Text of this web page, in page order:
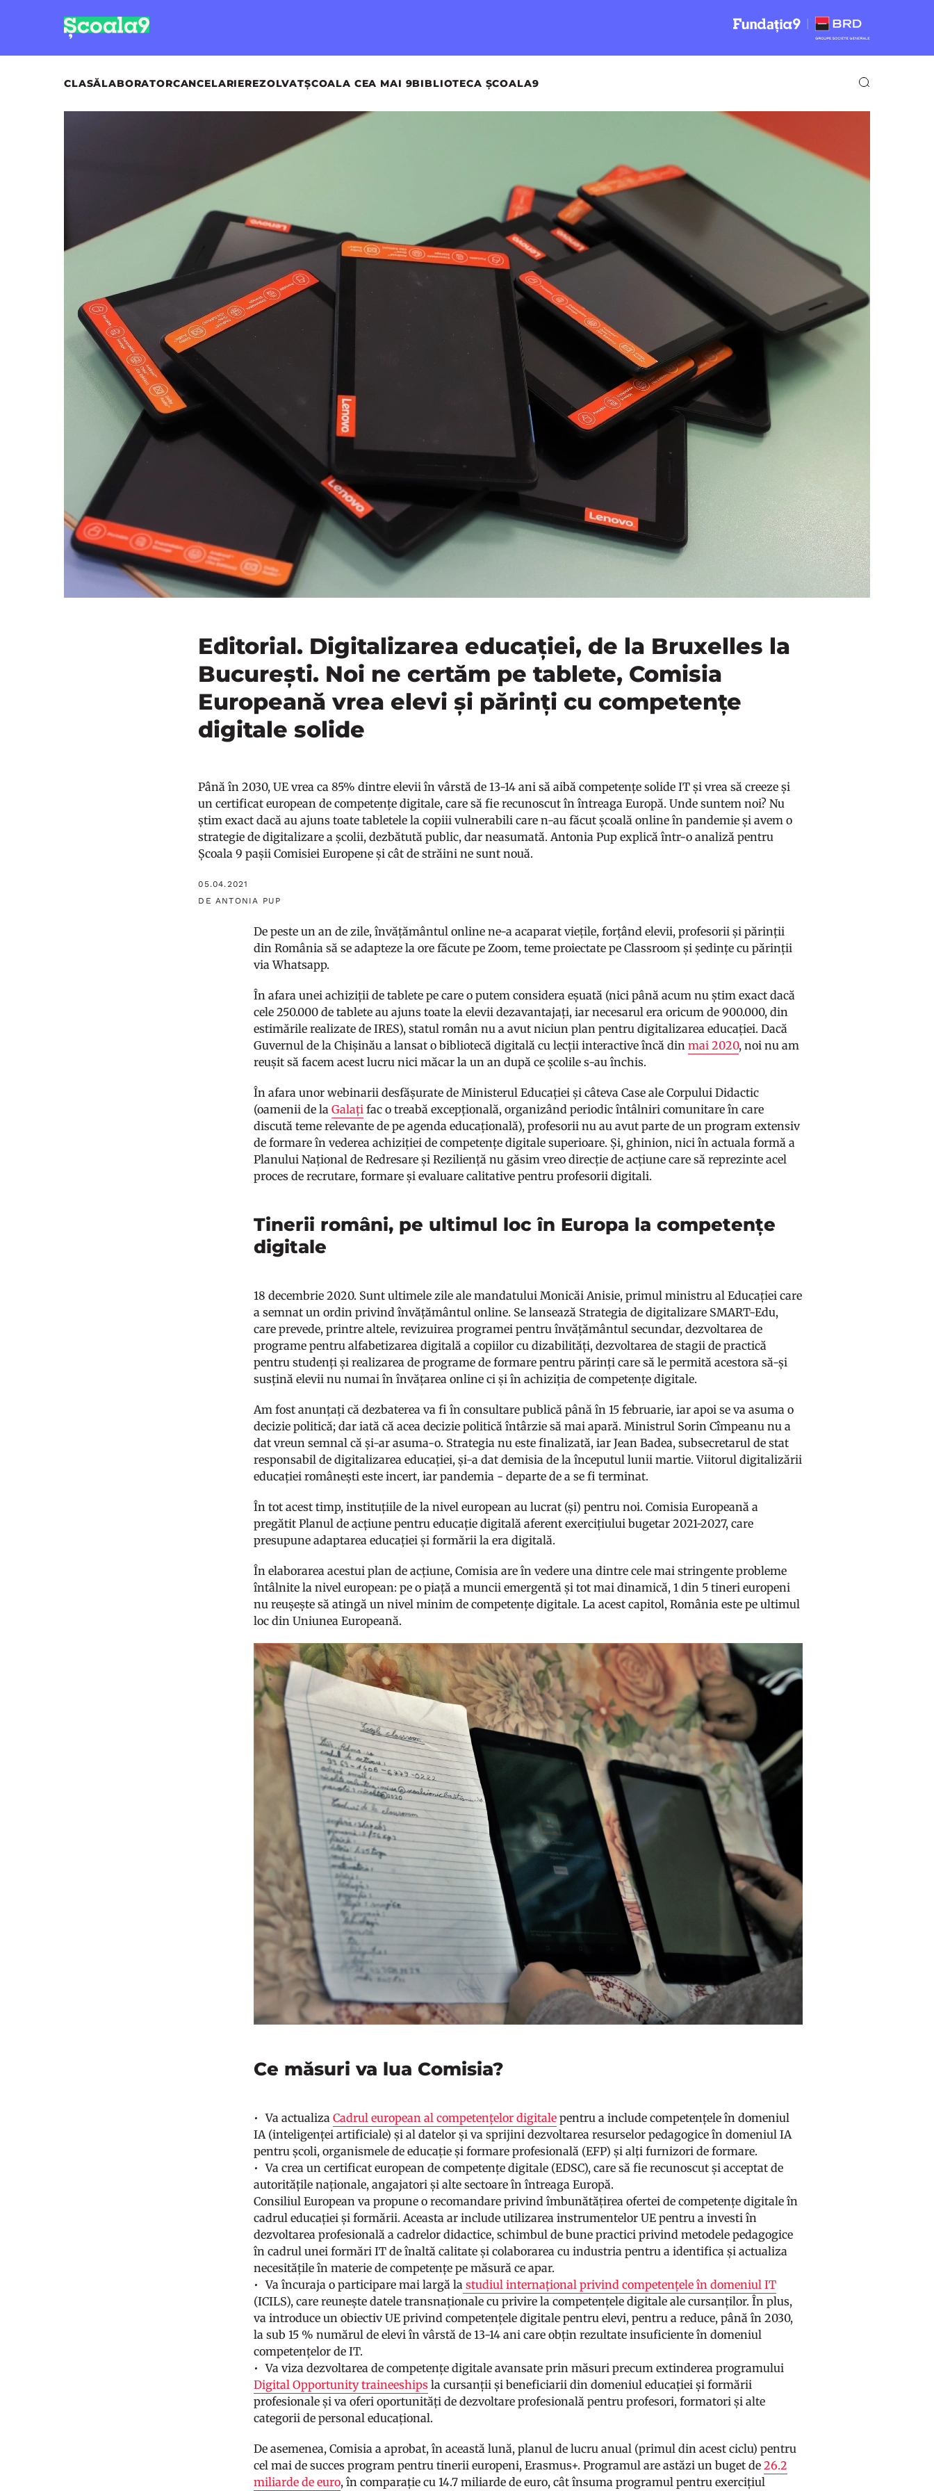
CLASĂLABORATORCANCELARIEREZOLVATȘCOALA CEA MAI 9BIBLIOTECA ȘCOALA9
Editorial. Digitalizarea educației, de la Bruxelles la
București. Noi ne certăm pe tablete, Comisia
Europeană vrea elevi și părinți cu competențe
digitale solide
Până în 2030, UE vrea ca 85% dintre elevii în vârstă de 13-14 ani să aibă competențe solide IT și vrea să creeze și
un certificat european de competențe digitale, care să fie recunoscut în întreaga Europă. Unde suntem noi? Nu
știm exact dacă au ajuns toate tabletele la copiii vulnerabili care n-au făcut școală online în pandemie și avem o
strategie de digitalizare a școlii, dezbătută public, dar neasumată. Antonia Pup explică într-o analiză pentru
Școala 9 pașii Comisiei Europene și cât de străini ne sunt nouă.
05.04.2021
DE ANTONIA PUP
De peste un an de zile, învățământul online ne-a acaparat viețile, forțând elevii, profesorii și părinții
din România să se adapteze la ore făcute pe Zoom, teme proiectate pe Classroom și ședințe cu părinții
via Whatsapp.
În afara unei achiziții de tablete pe care o putem considera eșuată (nici până acum nu știm exact dacă
cele 250.000 de tablete au ajuns toate la elevii dezavantajați, iar necesarul era oricum de 900.000, din
estimările realizate de IRES), statul român nu a avut niciun plan pentru digitalizarea educației. Dacă
Guvernul de la Chișinău a lansat o bibliotecă digitală cu lecții interactive încă dinmai 2020, noi nu am
reușit să facem acest lucru nici măcar la un an după ce școlile s-au închis.
În afara unor webinarii desfășurate de Ministerul Educației și câteva Case ale Corpului Didactic
(oamenii de laGalați fac o treabă excepțională, organizând periodic întâlniri comunitare în care
discută teme relevante de pe agenda educațională), profesorii nu au avut parte de un program extensiv
de formare în vederea achiziției de competențe digitale superioare. Și, ghinion, nici în actuala formă a
Planului Național de Redresare și Reziliență nu găsim vreo direcție de acțiune care să reprezinte acel
proces de recrutare, formare și evaluare calitative pentru profesorii digitali.
Tinerii români, pe ultimul loc în Europa la competențe
digitale
18 decembrie 2020. Sunt ultimele zile ale mandatului Monicăi Anisie, primul ministru al Educației care
a semnat un ordin privind învățământul online. Se lansează Strategia de digitalizare SMART-Edu,
care prevede, printre altele, revizuirea programei pentru învățământul secundar, dezvoltarea de
programe pentru alfabetizarea digitală a copiilor cu dizabilități, dezvoltarea de stagii de practică
pentru studenți și realizarea de programe de formare pentru părinți care să le permită acestora să-și
susțină elevii nu numai în învățarea online ci și în achiziția de competențe digitale.
Am fost anunțați că dezbaterea va fi în consultare publică până în 15 februarie, iar apoi se va asuma o
decizie politică; dar iată că acea decizie politică întârzie să mai apară. Ministrul Sorin Cîmpeanu nu a
dat vreun semnal că și-ar asuma-o. Strategia nu este finalizată, iar Jean Badea, subsecretarul de stat
responsabil de digitalizarea educației, și-a dat demisia de la începutul lunii martie. Viitorul digitalizării
educației românești este incert, iar pandemia - departe de a se fi terminat.
În tot acest timp, instituțiile de la nivel european au lucrat (și) pentru noi. Comisia Europeană a
pregătit Planul de acțiune pentru educație digitală aferent exercițiului bugetar 2021-2027, care
presupune adaptarea educației și formării la era digitală.
În elaborarea acestui plan de acțiune, Comisia are în vedere una dintre cele mai stringente probleme
întâlnite la nivel european: pe o piață a muncii emergentă și tot mai dinamică, 1 din 5 tineri europeni
nu reușește să atingă un nivel minim de competențe digitale. La acest capitol, România este pe ultimul
loc din Uniunea Europeană.
Ce măsuri va lua Comisia?
Va actualizaCadrul european al competențelor digitale pentru a include competențele în domeniul
IA (inteligenței artificiale) și al datelor și va sprijini dezvoltarea resurselor pedagogice în domeniul IA
pentru școli, organismele de educație și formare profesională (EFP) și alți furnizori de formare.
Va crea un certificat european de competențe digitale (EDSC), care să fie recunoscut și acceptat de
autoritățile naționale, angajatori și alte sectoare în întreaga Europă.
Consiliul European va propune o recomandare privind îmbunătățirea ofertei de competențe digitale în
cadrul educației și formării. Aceasta ar include utilizarea instrumentelor UE pentru a investi în
dezvoltarea profesională a cadrelor didactice, schimbul de bune practici privind metodele pedagogice
în cadrul unei formări IT de înaltă calitate și colaborarea cu industria pentru a identifica și actualiza
necesitățile în materie de competențe pe măsură ce apar.
Va încuraja o participare mai largă la studiul internațional privind competențele în domeniul IT
(ICILS), care reunește datele transnaționale cu privire la competențele digitale ale cursanților. În plus,
va introduce un obiectiv UE privind competențele digitale pentru elevi, pentru a reduce, până în 2030,
la sub 15 % numărul de elevi în vârstă de 13-14 ani care obțin rezultate insuficiente în domeniul
competențelor de IT.
Va viza dezvoltarea de competențe digitale avansate prin măsuri precum extinderea programului
Digital Opportunity traineeships la cursanții și beneficiarii din domeniul educației și formării
profesionale și va oferi oportunități de dezvoltare profesională pentru profesori, formatori și alte
categorii de personal educațional.
De asemenea, Comisia a aprobat, în această lună, planul de lucru anual (primul din acest ciclu) pentru
cel mai de succes program pentru tinerii europeni, Erasmus+. Programul are astăzi un buget de26.2
miliarde de euro, în comparație cu 14.7 miliarde de euro, cât însuma programul pentru exercițiul